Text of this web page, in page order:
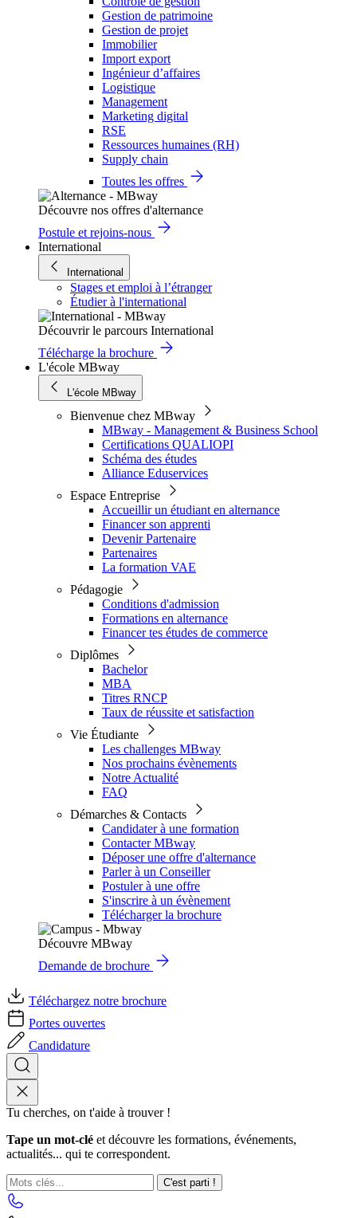
Gestion de patrimoine
Gestion de projet
Immobilier
Import export
Ingénieur d’affaires
Logistique
Management
Marketing digital
RSE
Ressources humaines (RH)
Supply chain
Toutes les offres
Découvre nos offres d'alternance
Postule et rejoins-nous
International
International
Stages et emploi à l’étranger
Étudier à l'international
Découvrir le parcours International
Télécharge la brochure
L'école MBway
L'école MBway
Bienvenue chez MBway
MBway - Management & Business School
Certifications QUALIOPI
Schéma des études
Alliance Eduservices
Espace Entreprise
Accueillir un étudiant en alternance
Financer son apprenti
Devenir Partenaire
Partenaires
La formation VAE
Pédagogie
Conditions d'admission
Formations en alternance
Financer tes études de commerce
Diplômes
Bachelor
MBA
Titres RNCP
Taux de réussite et satisfaction
Vie Étudiante
Les challenges MBway
Nos prochains évènements
Notre Actualité
FAQ
Démarches & Contacts
Candidater à une formation
Contacter MBway
Déposer une offre d'alternance
Parler à un Conseiller
Postuler à une offre
S'inscrire à un évènement
Télécharger la brochure
Découvre MBway
Demande de brochure
Téléchargez notre brochure
Portes ouvertes
Candidature
Tu cherches, on t'aide à trouver !
Tape un mot-clé et découvre les formations, événements,
actualités... qui te correspondent.
C'est parti !